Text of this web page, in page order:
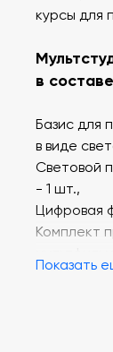
курсы для
в составе
Базис для
в виде
Световой
- 1 шт.,
Цифровая
Комплект
Показать